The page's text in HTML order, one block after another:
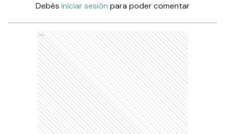
Debés iniciar sesión para poder comentar
Ads